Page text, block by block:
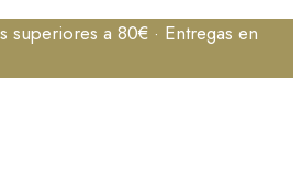
superiores a 80€ · Entregas en